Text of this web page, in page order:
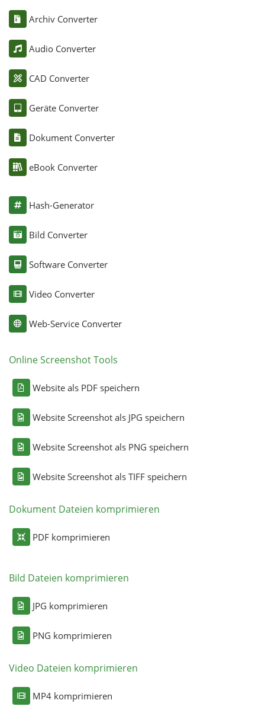
Archiv Converter
Audio Converter
CAD Converter
Geräte Converter
Dokument Converter
eBook Converter
Hash-Generator
Bild Converter
Software Converter
Video Converter
Web-Service Converter
Online Screenshot Tools
Website als PDF speichern
Website Screenshot als JPG speichern
Website Screenshot als PNG speichern
Website Screenshot als TIFF speichern
Dokument Dateien komprimieren
PDF komprimieren
Bild Dateien komprimieren
JPG komprimieren
PNG komprimieren
Video Dateien komprimieren
MP4 komprimieren